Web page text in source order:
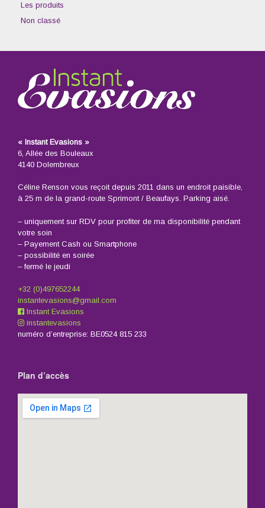
Les produits
Non classé
« Instant Evasions »
6, Allée des Bouleaux
4140 Dolembreux
Céline Renson vous reçoit depuis 2011 dans un endroit paisible,
à 25 m de la grand-route Sprimont / Beaufays. Parking aisé.
– uniquement sur RDV pour profiter de ma disponibilité pendant
votre soin
– Payement Cash ou Smartphone
– possibilité en soirée
– fermé le jeudi
+32 (0)497652244
instantevasions@gmail.com
Instant Evasions
instantevasions
numéro d’entreprise: BE0524 815 233
Plan d’accès